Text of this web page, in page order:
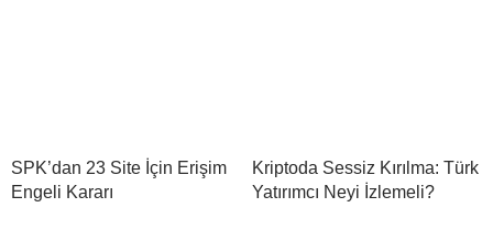
SPK’dan 23 Site İçin Erişim
Engeli Kararı
Kriptoda Sessiz Kırılma: Türk
Yatırımcı Neyi İzlemeli?